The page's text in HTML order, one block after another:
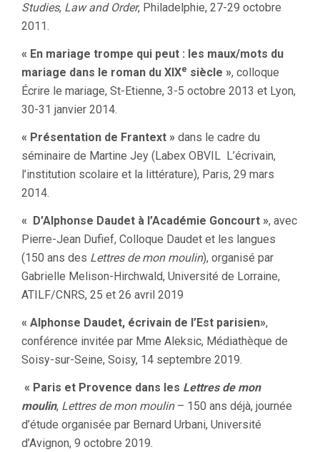
Studies, Law and Order, Philadelphie, 27-29 octobre
2011.
« En mariage trompe qui peut : les maux/mots du
mariage dans le roman du XIXe siècle », colloque
Écrire le mariage, St-Etienne, 3-5 octobre 2013 et Lyon,
30-31 janvier 2014.
« Présentation de Frantext » dans le cadre du
séminaire de Martine Jey (Labex OBVIL L’écrivain,
l’institution scolaire et la littérature), Paris, 29 mars
2014.
« D’Alphonse Daudet à l’Académie Goncourt », avec
Pierre-Jean Dufief, Colloque Daudet et les langues
(150 ans des Lettres de mon moulin), organisé par
Gabrielle Melison-Hirchwald, Université de Lorraine,
ATILF/CNRS, 25 et 26 avril 2019
« Alphonse Daudet, écrivain de l’Est parisien»,
conférence invitée par Mme Aleksic, Médiathèque de
Soisy-sur-Seine, Soisy, 14 septembre 2019.
« Paris et Provence dans les Lettres de mon
moulin, Lettres de mon moulin– 150 ans déjà, journée
d’étude organisée par Bernard Urbani, Université
d’Avignon, 9 octobre 2019.